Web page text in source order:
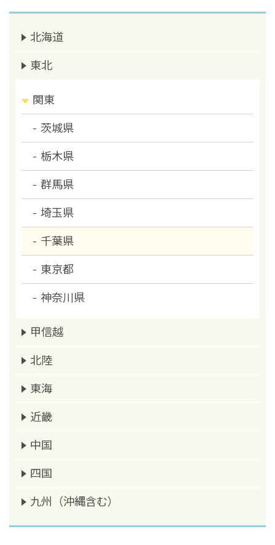
北海道
東北
関東
茨城県
栃木県
群馬県
埼玉県
千葉県
東京都
神奈川県
甲信越
北陸
東海
近畿
中国
四国
九州（沖縄含む）